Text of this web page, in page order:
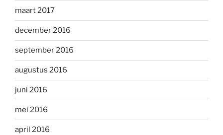
maart 2017
december 2016
september 2016
augustus 2016
juni 2016
mei 2016
april 2016